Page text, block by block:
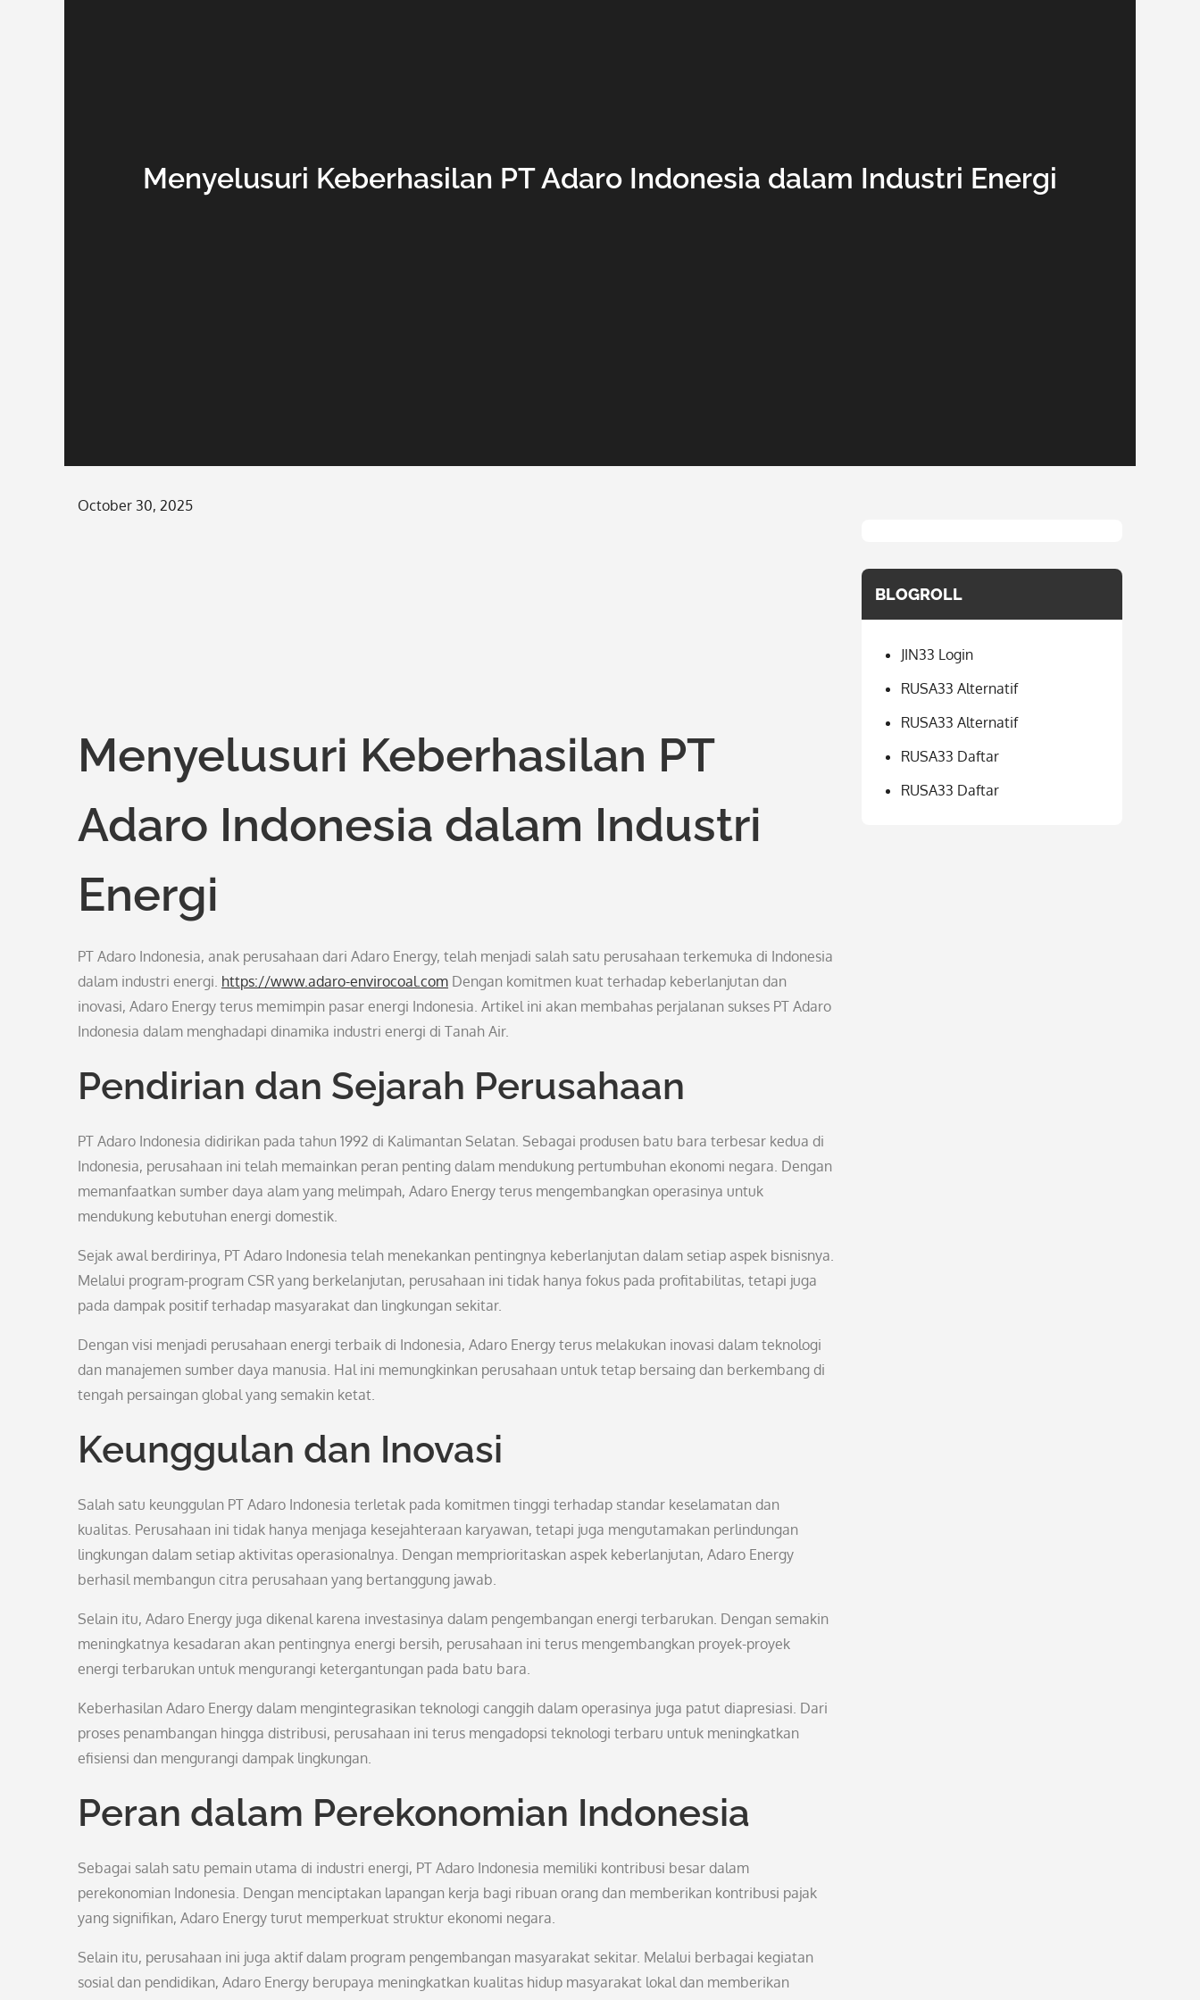
Menyelusuri Keberhasilan PT Adaro Indonesia dalam Industri Energi
Posted
October 30, 2025
Menyelusuri Keberhasilan PT
Adaro Indonesia dalam Industri
Energi
PT Adaro Indonesia, anak perusahaan dari Adaro Energy, telah menjadi salah satu perusahaan terkemuka di Indonesia
dalam industri energi. https://www.adaro-envirocoal.com Dengan komitmen kuat terhadap keberlanjutan dan
inovasi, Adaro Energy terus memimpin pasar energi Indonesia. Artikel ini akan membahas perjalanan sukses PT Adaro
Indonesia dalam menghadapi dinamika industri energi di Tanah Air.
Pendirian dan Sejarah Perusahaan
PT Adaro Indonesia didirikan pada tahun 1992 di Kalimantan Selatan. Sebagai produsen batu bara terbesar kedua di
Indonesia, perusahaan ini telah memainkan peran penting dalam mendukung pertumbuhan ekonomi negara. Dengan
memanfaatkan sumber daya alam yang melimpah, Adaro Energy terus mengembangkan operasinya untuk
mendukung kebutuhan energi domestik.
Sejak awal berdirinya, PT Adaro Indonesia telah menekankan pentingnya keberlanjutan dalam setiap aspek bisnisnya.
Melalui program-program CSR yang berkelanjutan, perusahaan ini tidak hanya fokus pada profitabilitas, tetapi juga
pada dampak positif terhadap masyarakat dan lingkungan sekitar.
Dengan visi menjadi perusahaan energi terbaik di Indonesia, Adaro Energy terus melakukan inovasi dalam teknologi
dan manajemen sumber daya manusia. Hal ini memungkinkan perusahaan untuk tetap bersaing dan berkembang di
tengah persaingan global yang semakin ketat.
Keunggulan dan Inovasi
Salah satu keunggulan PT Adaro Indonesia terletak pada komitmen tinggi terhadap standar keselamatan dan
kualitas. Perusahaan ini tidak hanya menjaga kesejahteraan karyawan, tetapi juga mengutamakan perlindungan
lingkungan dalam setiap aktivitas operasionalnya. Dengan memprioritaskan aspek keberlanjutan, Adaro Energy
berhasil membangun citra perusahaan yang bertanggung jawab.
Selain itu, Adaro Energy juga dikenal karena investasinya dalam pengembangan energi terbarukan. Dengan semakin
meningkatnya kesadaran akan pentingnya energi bersih, perusahaan ini terus mengembangkan proyek-proyek
energi terbarukan untuk mengurangi ketergantungan pada batu bara.
Keberhasilan Adaro Energy dalam mengintegrasikan teknologi canggih dalam operasinya juga patut diapresiasi. Dari
proses penambangan hingga distribusi, perusahaan ini terus mengadopsi teknologi terbaru untuk meningkatkan
efisiensi dan mengurangi dampak lingkungan.
Peran dalam Perekonomian Indonesia
Sebagai salah satu pemain utama di industri energi, PT Adaro Indonesia memiliki kontribusi besar dalam
perekonomian Indonesia. Dengan menciptakan lapangan kerja bagi ribuan orang dan memberikan kontribusi pajak
yang signifikan, Adaro Energy turut memperkuat struktur ekonomi negara.
Selain itu, perusahaan ini juga aktif dalam program pengembangan masyarakat sekitar. Melalui berbagai kegiatan
sosial dan pendidikan, Adaro Energy berupaya meningkatkan kualitas hidup masyarakat lokal dan memberikan
BLOGROLL
JIN33 Login
RUSA33 Alternatif
RUSA33 Alternatif
RUSA33 Daftar
RUSA33 Daftar